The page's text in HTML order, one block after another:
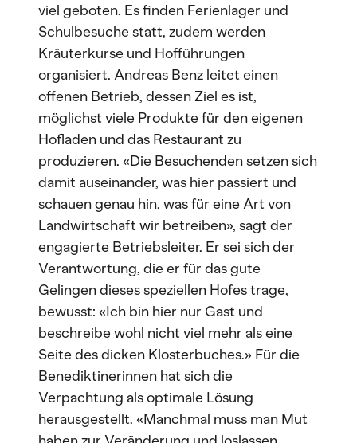
viel geboten. Es finden Ferienlager und
Schulbesuche statt, zudem werden
Kräuterkurse und Hofführungen
organisiert. Andreas Benz leitet einen
offenen Betrieb, dessen Ziel es ist,
möglichst viele Produkte für den eigenen
Hofladen und das Restaurant zu
produzieren. «Die Besuchenden setzen sich
damit auseinander, was hier passiert und
schauen genau hin, was für eine Art von
Landwirtschaft wir betreiben», sagt der
engagierte Betriebsleiter. Er sei sich der
Verantwortung, die er für das gute
Gelingen dieses speziellen Hofes trage,
bewusst: «Ich bin hier nur Gast und
beschreibe wohl nicht viel mehr als eine
Seite des dicken Klosterbuches.» Für die
Benediktinerinnen hat sich die
Verpachtung als optimale Lösung
herausgestellt. «Manchmal muss man Mut